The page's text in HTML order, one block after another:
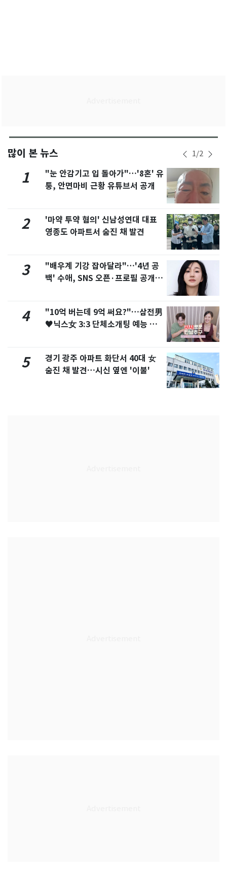
많이 본 뉴스 1/2
1
"눈 안감기고 입 돌아가"…'8혼' 유
퉁, 안면마비 근황 유튜브서 공개
2
'마약 투약 혐의' 신남성연대 대표
영종도 아파트서 숨진 채 발견
3
"배우계 기강 잡아달라"…'4년 공
백' 수애, SNS 오픈·프로필 공개
4
"10억 버는데 9억 써요?"…삼전男
♥닉스女 3:3 단체소개팅 예능 화
5
경기 광주 아파트 화단서 40대 女
숨진 채 발견…시신 옆엔 '이불'